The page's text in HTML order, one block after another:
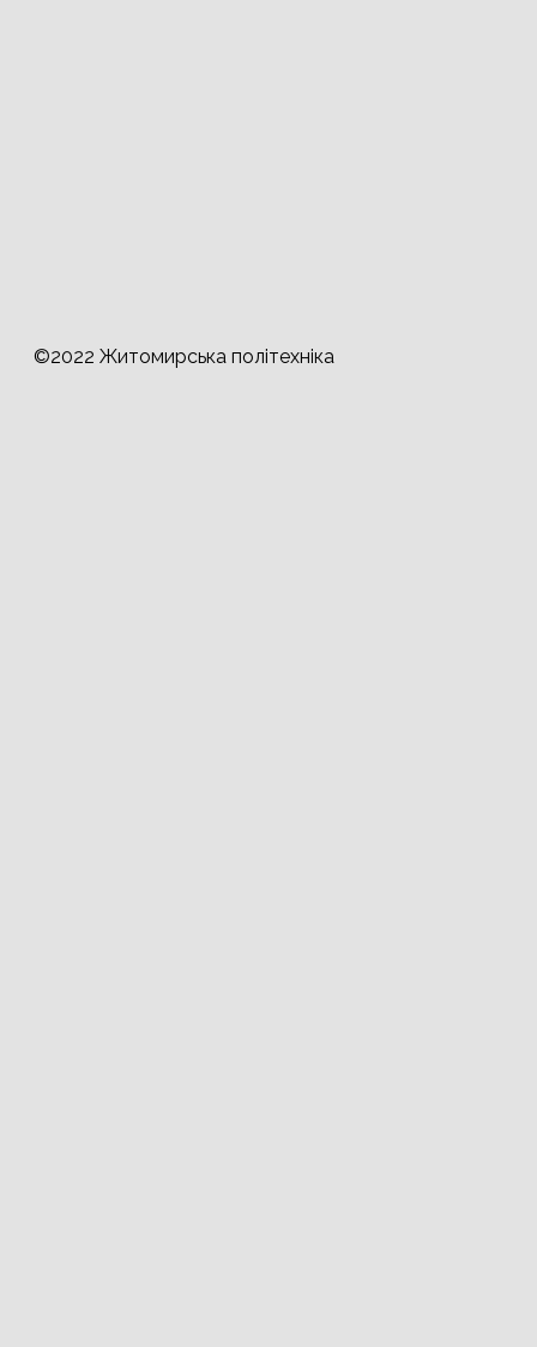
©2022 Житомирська політехніка